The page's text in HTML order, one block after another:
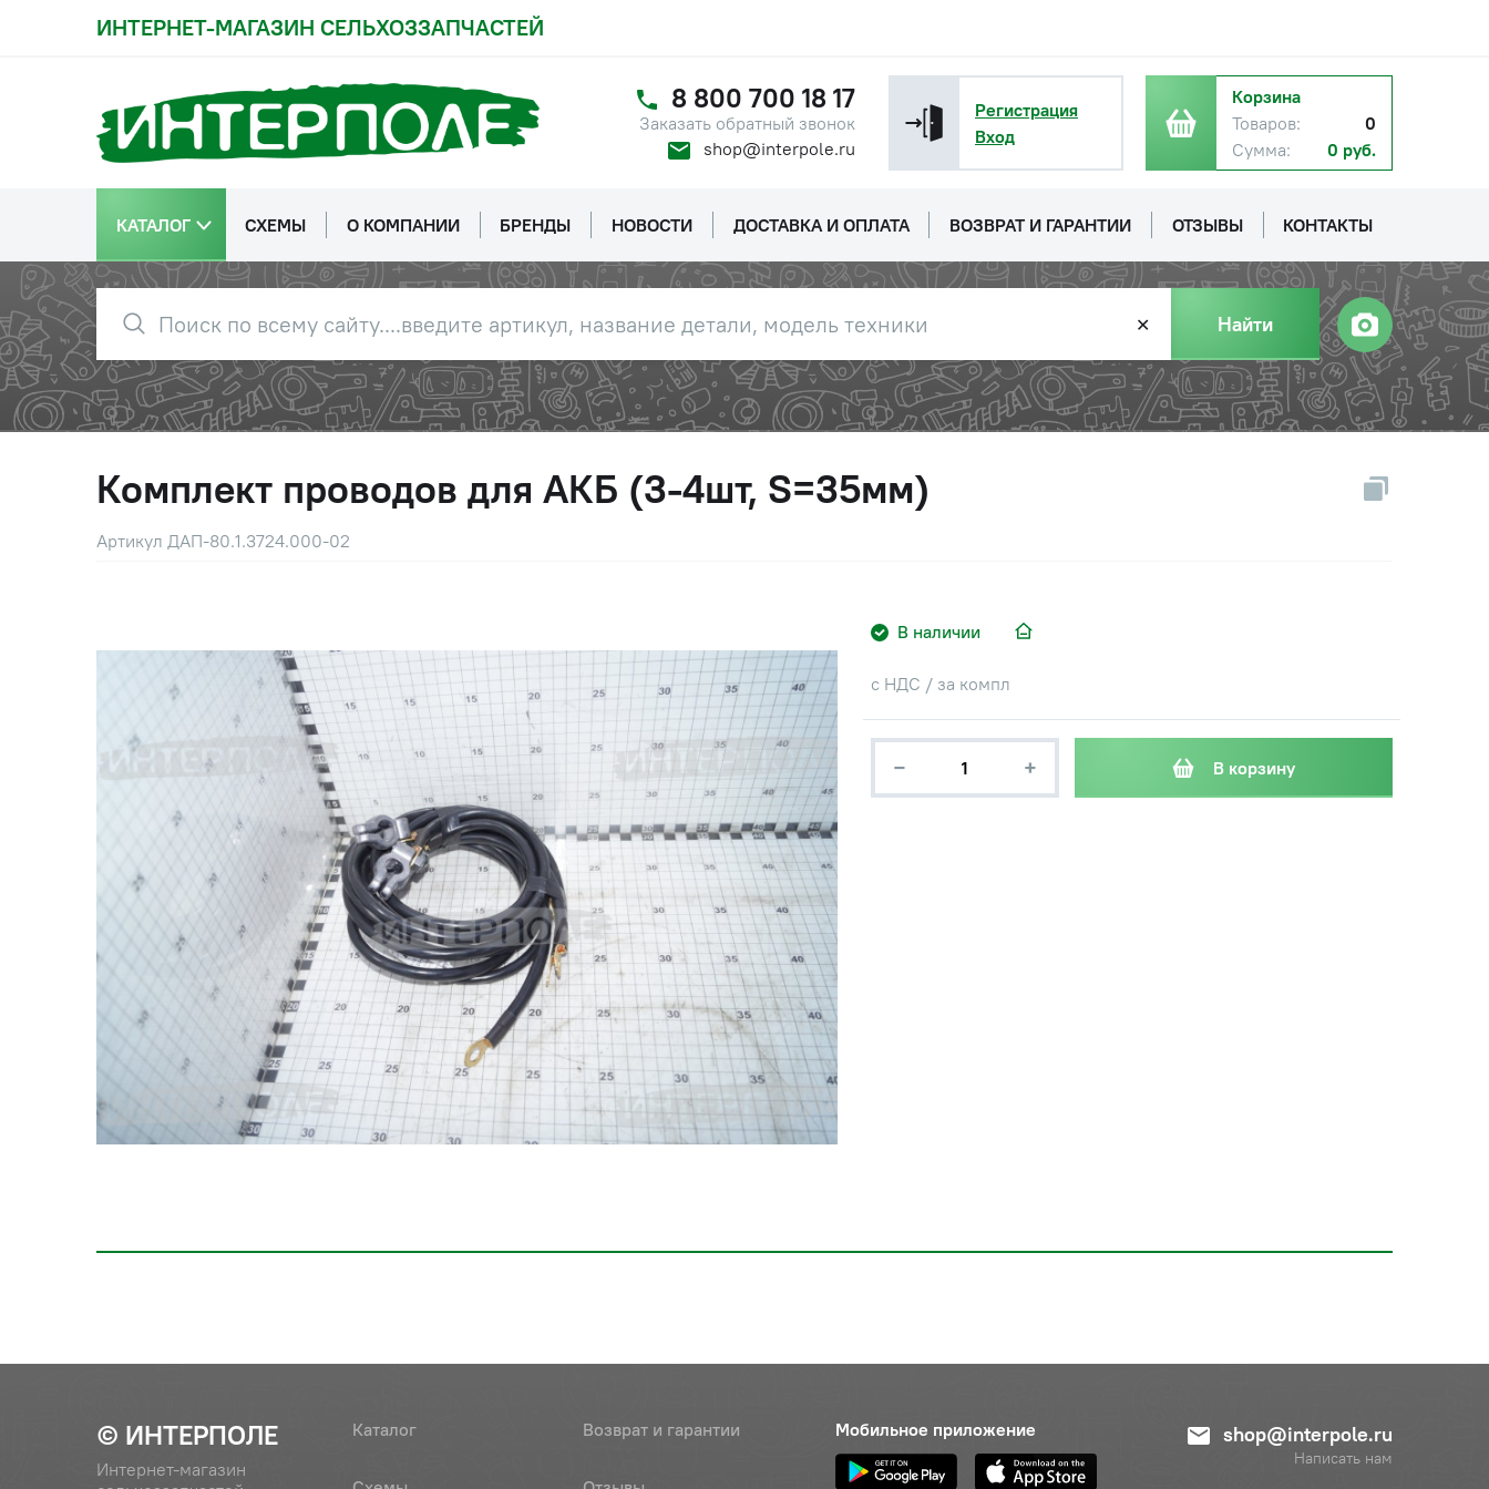
ИНТЕРНЕТ-МАГАЗИН СЕЛЬХОЗЗАПЧАСТЕЙ
8 800 700 18 17
Заказать обратный звонок
shop@interpole.ru
Регистрация
Вход
Корзина
Товаров:
0
Сумма:
0 руб.
КАТАЛОГ СХЕМЫ О КОМПАНИИ БРЕНДЫ НОВОСТИ ДОСТАВКА И ОПЛАТА ВОЗВРАТ И ГАРАНТИИ ОТЗЫВЫ КОНТАКТЫ
✕ Найти
Комплект проводов для АКБ (3-4шт, S=35мм)
Артикул ДАП-80.1.3724.000-02
В наличии
с НДС / за компл
− + В корзину
© ИНТЕРПОЛЕ
Интернет-магазин
Каталог Возврат и гарантии Мобильное приложение shop@interpole.ru
Написать нам